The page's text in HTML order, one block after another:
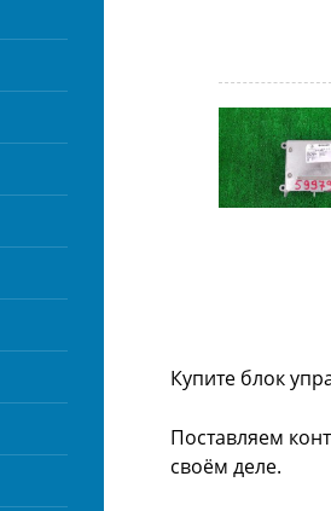
Купите блок
Поставляем
своём деле.